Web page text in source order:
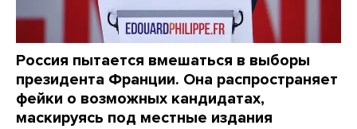
Россия пытается вмешаться в выборы
президента Франции. Она распространяет
фейки о возможных кандидатах,
маскируясь под местные издания